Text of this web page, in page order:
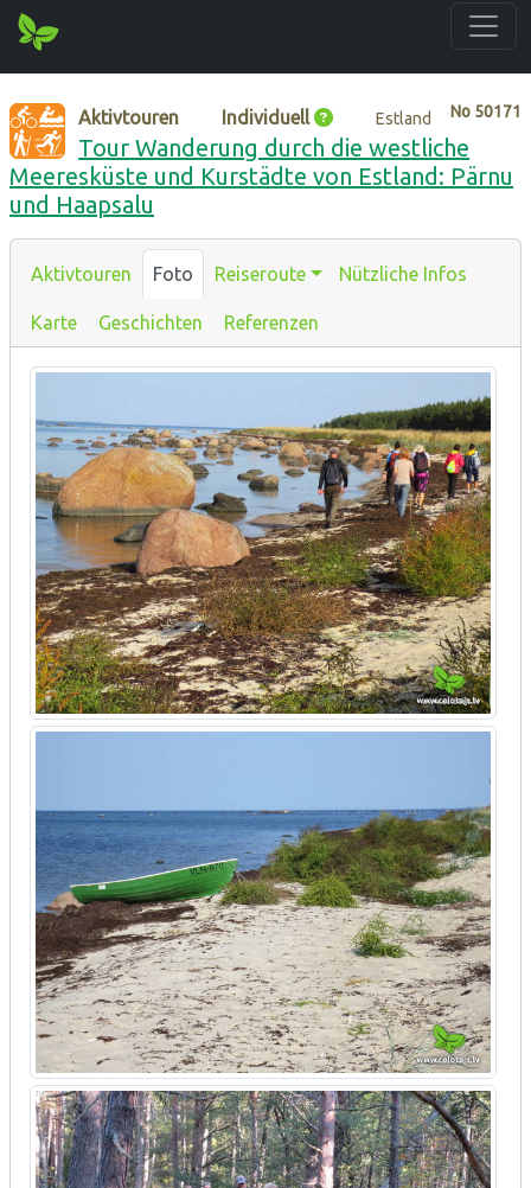
No 50171
Aktivtouren Individuell Estland
Tour Wanderung durch die westliche
Meeresküste und Kurstädte von Estland: Pärnu
und Haapsalu
Aktivtouren Foto Reiseroute Nützliche Infos
Karte Geschichten Referenzen